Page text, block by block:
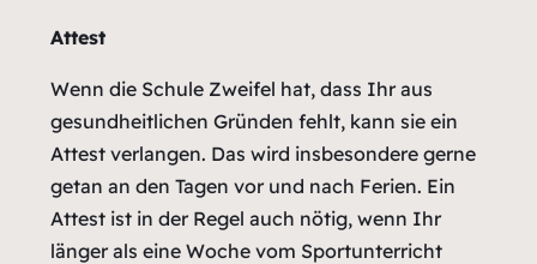
Attest
Wenn die Schule Zweifel hat, dass Ihr aus
gesundheitlichen Gründen fehlt, kann sie ein
Attest verlangen. Das wird insbesondere gerne
getan an den Tagen vor und nach Ferien. Ein
Attest ist in der Regel auch nötig, wenn Ihr
länger als eine Woche vom Sportunterricht